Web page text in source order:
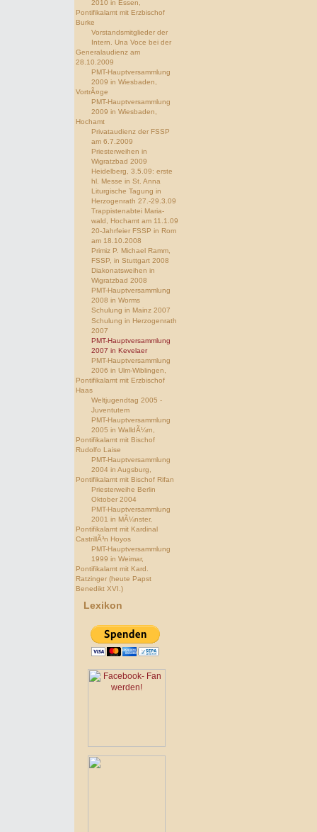
2010 in Essen,
Pontifikalamt mit Erzbischof
Burke
Vorstandsmitglieder der
Intern. Una Voce bei der
Generalaudienz am
28.10.2009
PMT-Hauptversammlung
2009 in Wiesbaden,
VortrÃ¤ge
PMT-Hauptversammlung
2009 in Wiesbaden,
Hochamt
Privataudienz der FSSP
am 6.7.2009
Priesterweihen in
Wigratzbad 2009
Heidelberg, 3.5.09: erste
hl. Messe in St. Anna
Liturgische Tagung in
Herzogenrath 27.-29.3.09
Trappistenabtei Maria-
wald, Hochamt am 11.1.09
20-Jahrfeier FSSP in Rom
am 18.10.2008
Primiz P. Michael Ramm,
FSSP, in Stuttgart 2008
Diakonatsweihen in
Wigratzbad 2008
PMT-Hauptversammlung
2008 in Worms
Schulung in Mainz 2007
Schulung in Herzogenrath
2007
PMT-Hauptversammlung
2007 in Kevelaer
PMT-Hauptversammlung
2006 in Ulm-Wiblingen,
Pontifikalamt mit Erzbischof
Haas
Weltjugendtag 2005 -
Juventutem
PMT-Hauptversammlung
2005 in WalldÃ¼rn,
Pontifikalamt mit Bischof
Rudolfo Laise
PMT-Hauptversammlung
2004 in Augsburg,
Pontifikalamt mit Bischof Rifan
Priesterweihe Berlin
Oktober 2004
PMT-Hauptversammlung
2001 in MÃ¼nster,
Pontifikalamt mit Kardinal
CastrillÃ³n Hoyos
PMT-Hauptversammlung
1999 in Weimar,
Pontifikalamt mit Kard.
Ratzinger (heute Papst
Benedikt XVI.)
Lexikon